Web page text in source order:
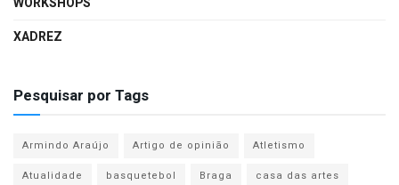
XADREZ
Pesquisar por Tags
Armindo Araújo Artigo de opinião
Atletismo
Atualidade
basquetebol Braga
casa das artes